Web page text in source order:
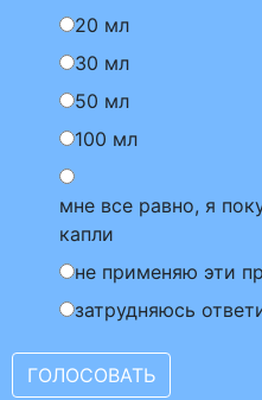
20 мл
30 мл
50 мл
100 мл
мне все равно, я
капли
не применяю эти
затрудняюсь